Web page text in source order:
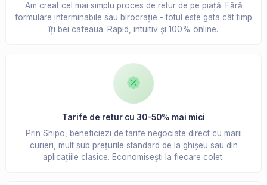
Am creat cel mai simplu proces de retur de pe piață. Fără
formulare interminabile sau birocrație - totul este gata cât timp
îți bei cafeaua. Rapid, intuitiv și 100% online.
Tarife de retur cu 30-50% mai mici
Prin Shipo, beneficiezi de tarife negociate direct cu marii
curieri, mult sub prețurile standard de la ghișeu sau din
aplicațiile clasice. Economisești la fiecare colet.